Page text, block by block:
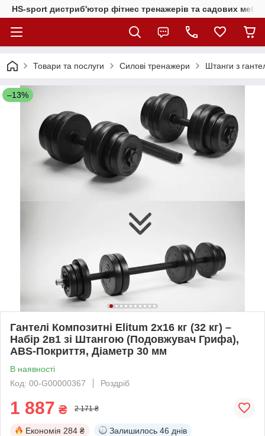
HS-sport дистриб'ютор фітнес тренажерів та садових
Товари та послуги Силові тренажери Штанги з
–13%
Гантелі Композитні Elitum 2х16 кг (32 кг) –
Набір 2в1 зі Штангою (Подовжувач Грифа),
ABS-Покриття, Діаметр 30 мм
В наявності
Код: 00-G00000367
Роздріб
1 887 ₴ 2 171 ₴
Економія 284 ₴ Залишилось 46 днів